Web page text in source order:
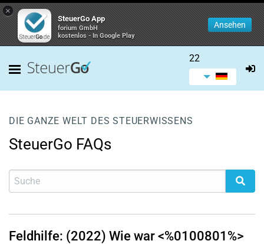
×
SteuerGo App
forium GmbH
kostenlos - In Google Play
Ansehen
22
DIE GANZE WELT DES STEUERWISSENS
SteuerGo FAQs
Feldhilfe: (2022) Wie war <%0100801%>